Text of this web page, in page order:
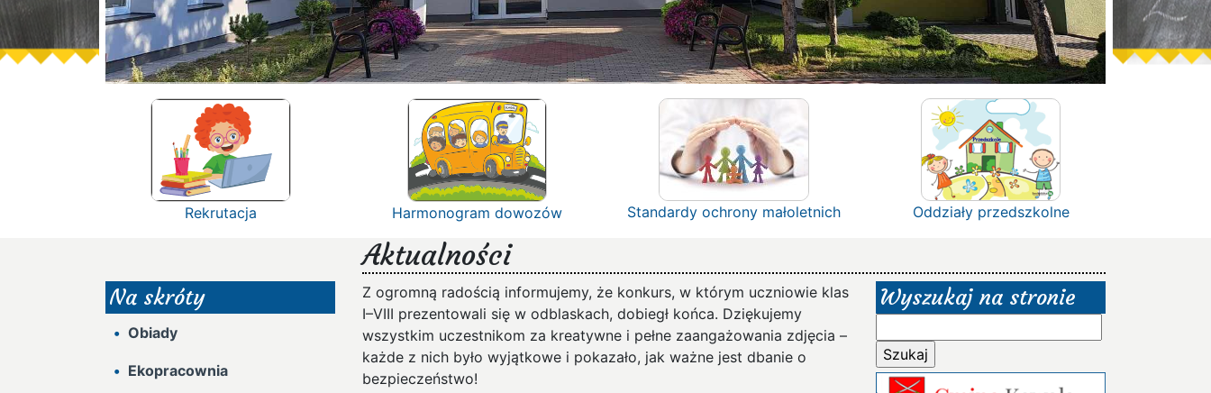
Rekrutacja Harmonogram dowozów Standardy ochrony małoletnich Oddziały przedszkolne
Aktualności
Na skróty
Obiady
Ekopracownia
Z ogromną radością informujemy, że konkurs, w którym uczniowie klas
I–VIII prezentowali się w odblaskach, dobiegł końca. Dziękujemy
wszystkim uczestnikom za kreatywne i pełne zaangażowania zdjęcia –
każde z nich było wyjątkowe i pokazało, jak ważne jest dbanie o
bezpieczeństwo!
Wyszukaj na stronie